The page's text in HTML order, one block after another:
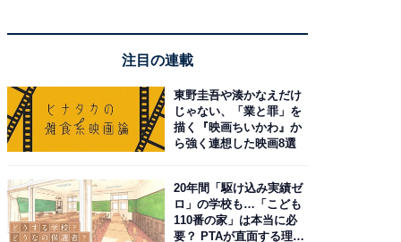
注目の連載
東野圭吾や湊かなえだけ
じゃない、「業と罪」を
描く『映画ちいかわ』か
ら強く連想した映画8選
20年間「駆け込み実績ゼ
ロ」の学校も…「こども
110番の家」は本当に必
要？ PTAが直面する理想